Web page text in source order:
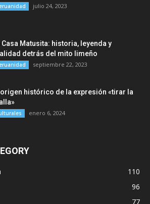
julio 24, 2023
Casa Matusita: historia, leyenda y
detrás del mito limeño
septiembre 22, 2023
origen histórico de la expresión «tirar la
enero 6, 2024
110
96
77